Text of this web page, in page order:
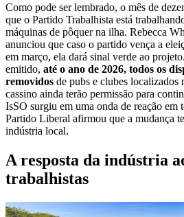
Como pode ser lembrado, o mês de
que o Partido Trabalhista está
máquinas de pôquer na ilha. Rebecca
anunciou que caso o partido vença a
em março, ela dará sinal verde ao
emitido, até o ano de 2026, todos os
removidos de pubs e clubes localizados
cassino ainda terão permissão para
IsSO surgiu em uma onda de reação em
Partido Liberal afirmou que a mudança
indústria local.
A resposta da indústria
trabalhistas